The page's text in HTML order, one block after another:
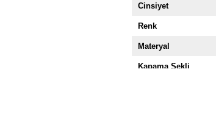
Cinsiyet
Renk
Materyal
Kapama Şekli